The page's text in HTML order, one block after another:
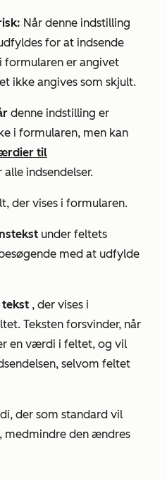
Når denne indstilling
for at indsende
formularen er angivet
ikke angives som skjult.
denne indstilling er
i formularen, men kan
til
alle indsendelser.
der vises i formularen.
under feltets
med at udfylde
tekst , der vises i
Teksten forsvinder, når
en værdi i feltet, og vil
selvom feltet
der som standard vil
medmindre den ændres